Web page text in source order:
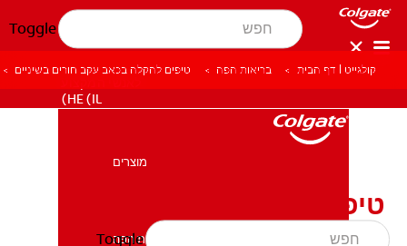
Toggle
HE (IL)
מוצרים
בריאות הפה
Toggle
קולגייט | דף הבית בריאות הפה טיפים להקלה בכאב עקב חורים בשיניים
טיפים להקלה בכאב עקב
חורים בשיניים